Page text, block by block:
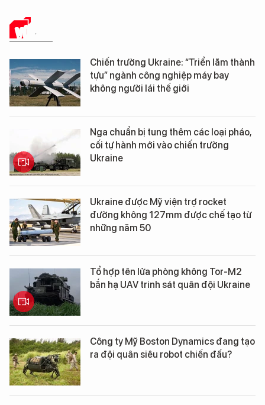
VŨ KHÍ
Chiến trường Ukraine: “Triển lãm thành
tựu” ngành công nghiệp máy bay
không người lái thế giới
Nga chuẩn bị tung thêm các loại pháo,
cối tự hành mới vào chiến trường
Ukraine
Ukraine được Mỹ viện trợ rocket
đường không 127mm được chế tạo từ
những năm 50
Tổ hợp tên lửa phòng không Tor-M2
bắn hạ UAV trinh sát quân đội Ukraine
Công ty Mỹ Boston Dynamics đang tạo
ra đội quân siêu robot chiến đấu?